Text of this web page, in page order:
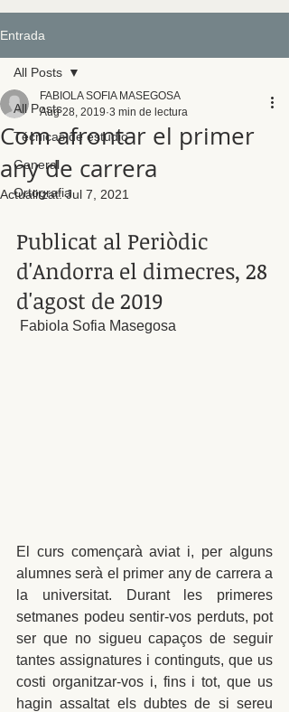
Entrada
All Posts
Técnicas de estudio
General
Ortografia
All Posts
Com afrontar el primer
any de carrera
FABIOLA SOFIA MASEGOSA
Aug 28, 2019 3 min de lectura
Actualitzat:Jul 7, 2021
Publicat al Periòdic
d'Andorra el dimecres, 28
d'agost de 2019
Fabiola Sofia Masegosa
El curs començarà aviat i, per alguns
alumnes serà el primer any de carrera a
la universitat. Durant les primeres
setmanes podeu sentir-vos perduts, pot
ser que no sigueu capaços de seguir
tantes assignatures i continguts, que us
costi organitzar-vos i, fins i tot, que us
hagin assaltat els dubtes de si sereu